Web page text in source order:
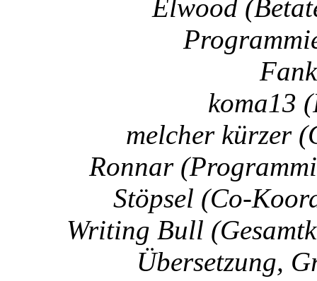
Elwood
koma13
melcher kürzer
Ronnar
Stöpsel (Co-
Writing Bull
Übersetzung,